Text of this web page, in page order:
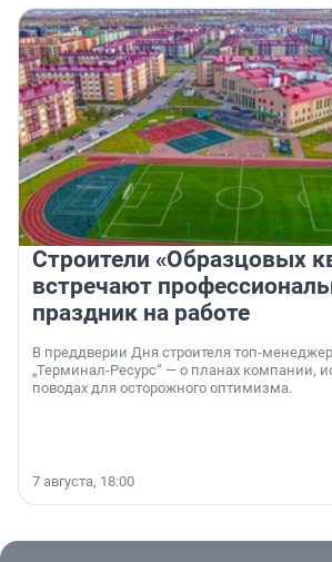
Строители «Образцовых
встречают
праздник на работе
В преддверии Дня строителя топ-
„Терминал-Ресурс“ — о планах компании,
поводах для осторожного оптимизма.
7 августа, 18:00